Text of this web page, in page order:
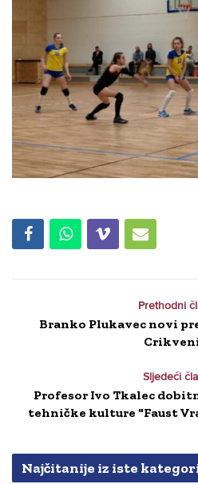
Prethodni
Branko Plukavec novi
Sljedeći
Profesor Ivo Tkalec
tehničke kulture "Faust
Najčitanije iz iste